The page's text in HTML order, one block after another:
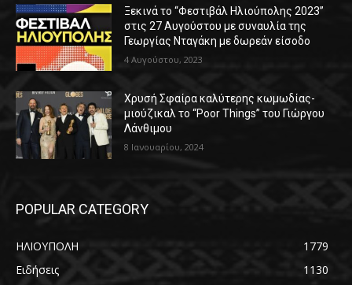
Ξεκινά το “Φεστιβάλ Ηλιούπολης 2023”
στις 27 Αυγούστου με συναυλία της
Γεωργίας Νταγάκη με δωρεάν είσοδο
4 Αυγούστου, 2023
Χρυσή Σφαίρα καλύτερης κωμωδίας-
μιούζικαλ το “Poor Things” του Γιώργου
Λάνθιμου
8 Ιανουαρίου, 2024
POPULAR CATEGORY
ΗΛΙΟΥΠΟΛΗ
1779
Ειδήσεις
1130